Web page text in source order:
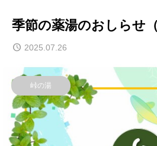
季節の薬湯のおしらせ
2025.07.26
峠の湯